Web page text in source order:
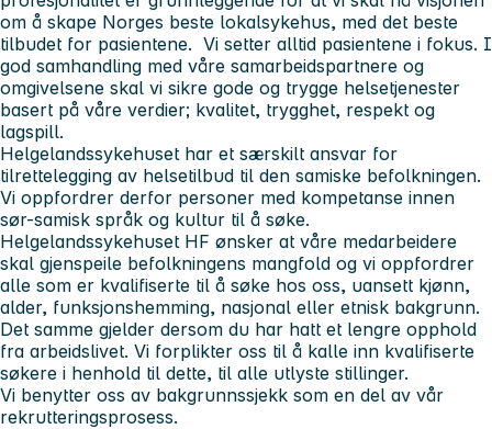
om å skape Norges beste lokalsykehus, med det beste
tilbudet for pasientene. Vi setter alltid pasientene i fokus. I
god samhandling med våre samarbeidspartnere og
omgivelsene skal vi sikre gode og trygge helsetjenester
basert på våre verdier; kvalitet, trygghet, respekt og
lagspill.
Helgelandssykehuset har et særskilt ansvar for
tilrettelegging av helsetilbud til den samiske befolkningen.
Vi oppfordrer derfor personer med kompetanse innen
sør-samisk språk og kultur til å søke.
Helgelandssykehuset HF ønsker at våre medarbeidere
skal gjenspeile befolkningens mangfold og vi oppfordrer
alle som er kvalifiserte til å søke hos oss, uansett kjønn,
alder, funksjonshemming, nasjonal eller etnisk bakgrunn.
Det samme gjelder dersom du har hatt et lengre opphold
fra arbeidslivet. Vi forplikter oss til å kalle inn kvalifiserte
søkere i henhold til dette, til alle utlyste stillinger.
Vi benytter oss av bakgrunnssjekk som en del av vår
rekrutteringsprosess.